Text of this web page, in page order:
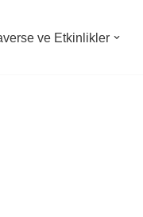
ve Etkinlikler